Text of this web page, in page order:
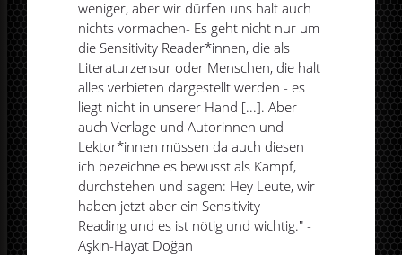
weniger, aber wir dürfen uns halt auch
nichts vormachen- Es geht nicht nur um
die Sensitivity Reader*innen, die als
Literaturzensur oder Menschen, die halt
alles verbieten dargestellt werden - es
liegt nicht in unserer Hand [...]. Aber
auch Verlage und Autorinnen und
Lektor*innen müssen da auch diesen
ich bezeichne es bewusst als Kampf,
durchstehen und sagen: Hey Leute, wir
haben jetzt aber ein Sensitivity
Reading und es ist nötig und wichtig." -
Aşkın-Hayat Doğan